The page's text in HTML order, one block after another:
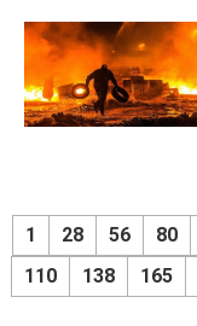
1 28 56 80
110
138 165